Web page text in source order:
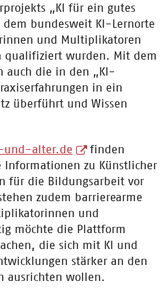
„KI für ein gutes
bundesweit KI-Lernorte
und Multiplikatoren
qualifiziert wurden. Mit dem
auch die in den „KI-
in ein
überführt und Wissen
alter.de
finden
Informationen zu Künstlicher
für die Bildungsarbeit vor
zudem barrierearme
und
möchte die Plattform
die sich mit KI und
stärker an den
ausrichten wollen.